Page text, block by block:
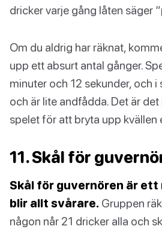
dricker varje gång låten säger
Om du aldrig har räknat,
upp ett absurt antal gånger.
minuter och 12 sekunder, och i
och är lite andfådda. Det är
spelet för att bryta upp kvällen
11. Skål för
Skål för guvernören är ett
blir allt svårare. Gruppen
någon når 21 dricker alla och